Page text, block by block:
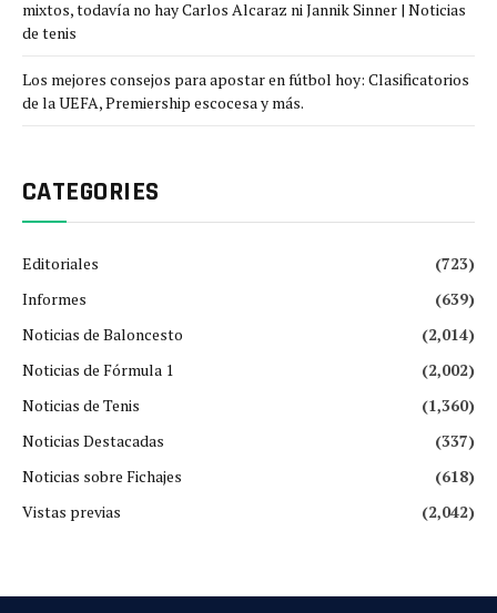
mixtos, todavía no hay Carlos Alcaraz ni Jannik Sinner | Noticias
de tenis
Los mejores consejos para apostar en fútbol hoy: Clasificatorios
de la UEFA, Premiership escocesa y más.
CATEGORIES
Editoriales
(723)
Informes
(639)
Noticias de Baloncesto
(2,014)
Noticias de Fórmula 1
(2,002)
Noticias de Tenis
(1,360)
Noticias Destacadas
(337)
Noticias sobre Fichajes
(618)
Vistas previas
(2,042)